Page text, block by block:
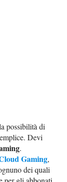
possibilità di
Devi
.
Gaming,
dei quali